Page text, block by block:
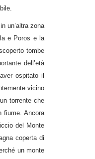
un’altra zona
e Poros e la
tombe
dell’età
ospitato il
vicino
torrente che
fiume. Ancora
del Monte
coperta di
un monte